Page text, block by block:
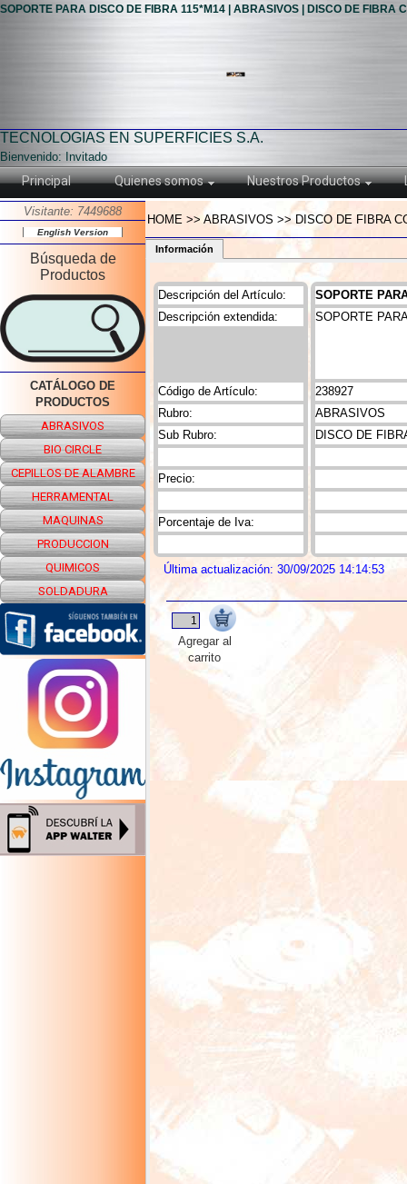
SOPORTE PARA DISCO DE FIBRA 115*M14 | ABRASIVOS | DISCO DE FIBRA
TECNOLOGIAS EN SUPERFICIES S.A.
Bienvenido: Invitado
Principal Quienes somos Nuestros Productos
Visitante: 7449688
English Version
Búsqueda de
Productos
CATÁLOGO DE
PRODUCTOS
ABRASIVOS
BIO CIRCLE
CEPILLOS DE ALAMBRE
HERRAMENTAL
MAQUINAS
PRODUCCION
QUIMICOS
SOLDADURA
HOME >> ABRASIVOS >> DISCO DE FIBRA
Información
Descripción del Artículo:
Código de Artículo:
Rubro:
Sub Rubro:
Precio:
Descripción extendida:
Porcentaje de Iva:
SOPORTE
238927
ABRASIVOS
DISCO DE
SOPORTE
Última actualización: 30/09/2025 14:14:53
Agregar al
carrito